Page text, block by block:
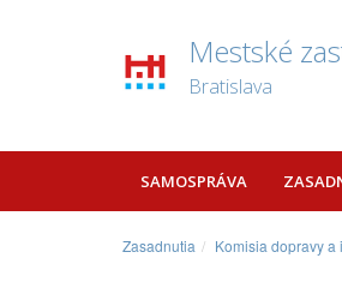
Mestské
Bratislava
SAMOSPRÁVA
Zasadnutia Komisia dopravy a